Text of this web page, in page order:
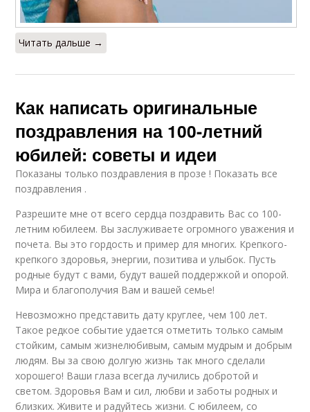
Читать дальше →
Как написать оригинальные
поздравления на 100-летний
юбилей: советы и идеи
Показаны только поздравления в прозе ! Показать все
поздравления .
Разрешите мне от всего сердца поздравить Вас со 100-
летним юбилеем. Вы заслуживаете огромного уважения и
почета. Вы это гордость и пример для многих. Крепкого-
крепкого здоровья, энергии, позитива и улыбок. Пусть
родные будут с вами, будут вашей поддержкой и опорой.
Мира и благополучия Вам и вашей семье!
Невозможно представить дату круглее, чем 100 лет.
Такое редкое событие удается отметить только самым
стойким, самым жизнелюбивым, самым мудрым и добрым
людям. Вы за свою долгую жизнь так много сделали
хорошего! Ваши глаза всегда лучились добротой и
светом. Здоровья Вам и сил, любви и заботы родных и
близких. Живите и радуйтесь жизни. С юбилеем, со